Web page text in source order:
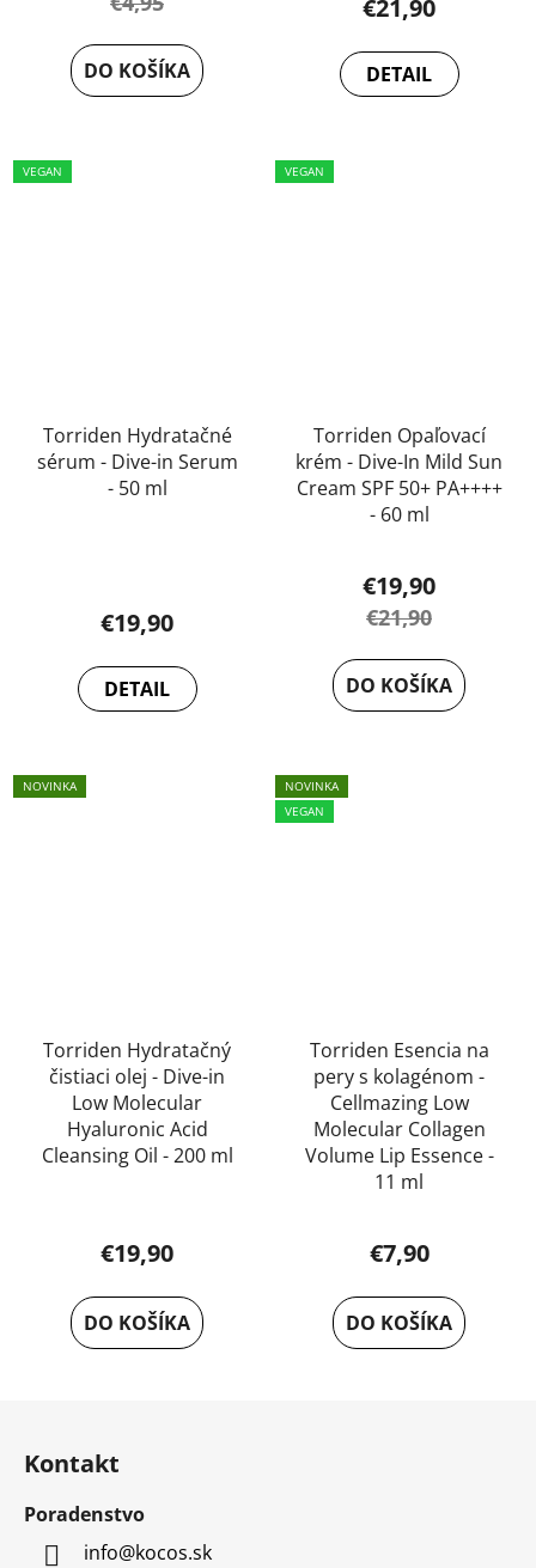
DO KOŠÍKA
€21,90
DETAIL
VEGAN
Torriden Hydratačné
sérum - Dive-in Serum
- 50 ml
€19,90
DETAIL
VEGAN
Torriden Opaľovací
krém - Dive-In Mild Sun
Cream SPF 50+ PA++++
- 60 ml
€19,90
€21,90
DO KOŠÍKA
NOVINKA
Torriden Hydratačný
čistiaci olej - Dive-in
Low Molecular
Hyaluronic Acid
Cleansing Oil - 200 ml
€19,90
DO KOŠÍKA
NOVINKA
VEGAN
Torriden Esencia na
pery s kolagénom -
Cellmazing Low
Molecular Collagen
Volume Lip Essence -
11 ml
€7,90
DO KOŠÍKA
Kontakt
Poradenstvo
info@kocos.sk